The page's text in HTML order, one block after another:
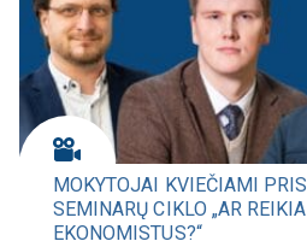
MOKYTOJAI KVIEČIAMI
SEMINARŲ CIKLO „AR
EKONOMISTUS?“